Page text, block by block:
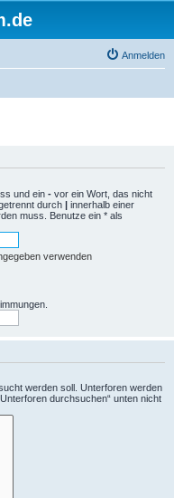
Anmelden
und ein - vor ein Wort, das nicht
durch | innerhalb einer
muss. Benutze ein * als
verwenden
werden soll. Unterforen werden
durchsuchen“ unten nicht